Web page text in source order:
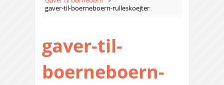
gaver-til-boerneboern-rulleskoejter
gaver-til-
boerneboern-